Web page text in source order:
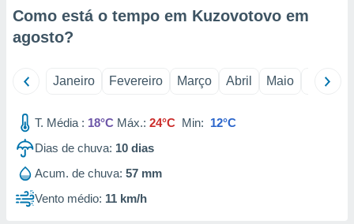
de
ou aceder
num
para
Como está o tempo em Kuzovotovo em
agosto?
Janeiro Fevereiro Março Abril Maio Junho
T. Média : 18°C Máx.: 24°C Min: 12°C
Dias de chuva: 10 dias
Acum. de chuva: 57 mm
Vento médio: 11 km/h